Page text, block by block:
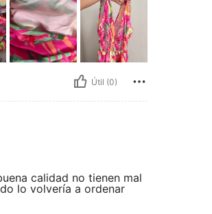
Útil (0)
calidad no tienen mal
lo volvería a ordenar